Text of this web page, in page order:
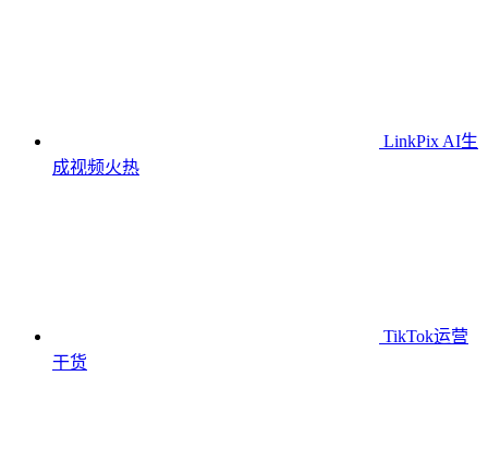
LinkPix AI生
成视频火热
TikTok运营
干货